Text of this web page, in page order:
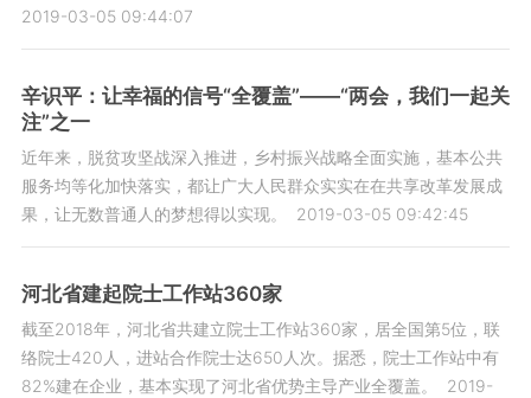
2019-03-05 09:44:07
辛识平：让幸福的信号“全覆盖”——“两会，我们一起关
注”之一
近年来，脱贫攻坚战深入推进，乡村振兴战略全面实施，基本公共
服务均等化加快落实，都让广大人民群众实实在在共享改革发展成
果，让无数普通人的梦想得以实现。
2019-03-05 09:42:45
河北省建起院士工作站360家
截至2018年，河北省共建立院士工作站360家，居全国第5位，联
络院士420人，进站合作院士达650人次。据悉，院士工作站中有
82%建在企业，基本实现了河北省优势主导产业全覆盖。
2019-